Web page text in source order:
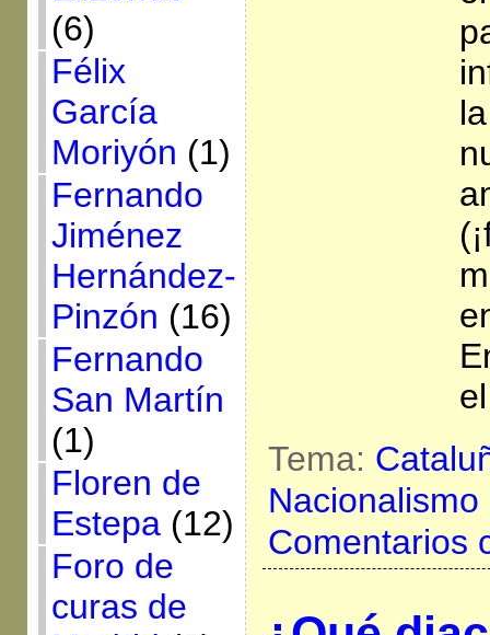
(6)
Félix
García
Moriyón (1)
Fernando
Jiménez
Hernández-
Pinzón (16)
Fernando
San Martín
(1)
Floren de
Estepa(12)
Foro de
curas de
Tema:
Nacionalismo
Comentarios